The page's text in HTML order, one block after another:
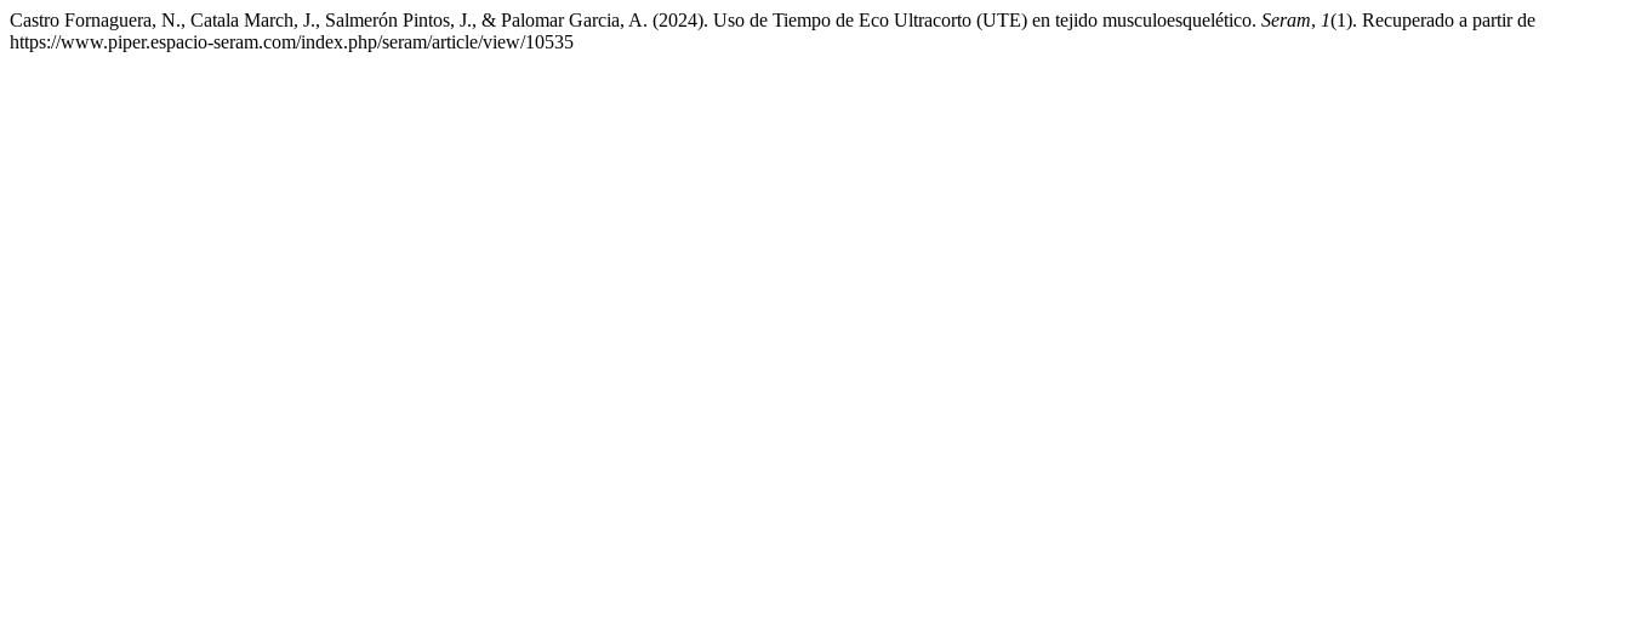
Castro Fornaguera, N., Catala March, J., Salmerón Pintos, J., & Palomar Garcia, A. (2024). Uso de Tiempo de Eco Ultracorto (UTE) en tejido musculoesquelético. Seram, 1(1). Recuperado a partir de
https://www.piper.espacio-seram.com/index.php/seram/article/view/10535